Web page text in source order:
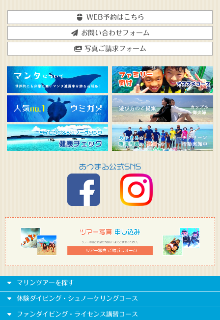
WEB予約はこちら
お問い合わせフォーム
写真ご請求フォーム
マリンツアーを探す
体験ダイビング・シュノーケリングコース
ファンダイビング・ライセンス講習コース